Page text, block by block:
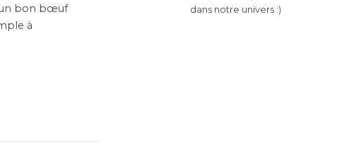
un bon bœuf
à
dans notre univers :)